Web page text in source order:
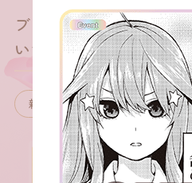
ブースターパック vol.3
いつもどこでも